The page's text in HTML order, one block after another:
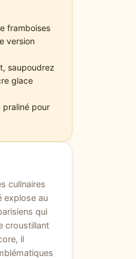
framboises
version
saupoudrez
glace
praliné pour
culinaires
explose au
qui
croustillant
il